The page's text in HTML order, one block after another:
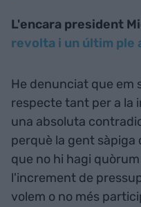
L'encara president
revolta i un últim ple
He denunciat que em
respecte tant per a la
una absoluta
perquè la gent sàpiga
que no hi hagi
l'increment de
volem o no més